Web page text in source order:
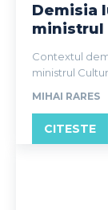
Demisia
ministrul
Contextul
ministrul
MIHAI RARES
CITESTE